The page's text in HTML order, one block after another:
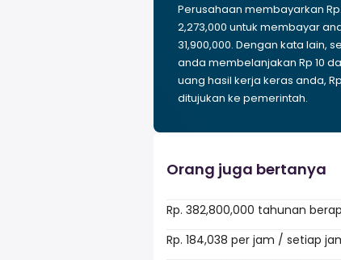
Perusahaan membayarkan Rp.
2,273,000 untuk membayar
31,900,000. Dengan kata lain,
anda membelanjakan Rp 10
uang hasil kerja keras anda,
ditujukan ke pemerintah.
Orang juga bertanya
Rp. 382,800,000 tahunan
Rp. 184,038 per jam / setiap